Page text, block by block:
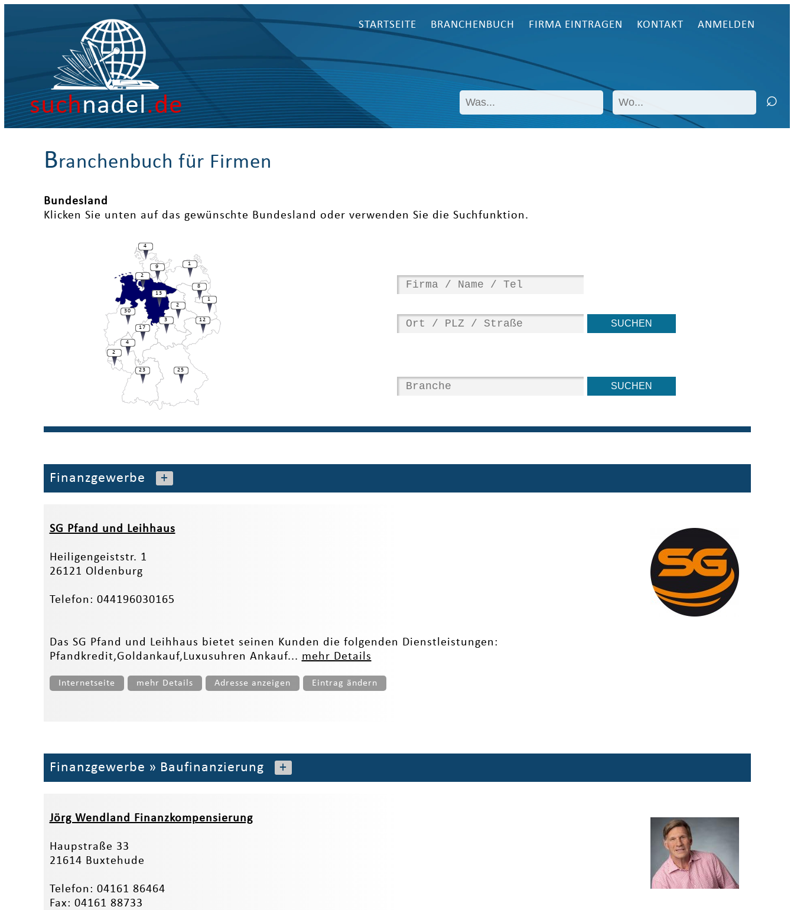
suchnadel.de
STARTSEITE BRANCHENBUCH FIRMA EINTRAGEN KONTAKT ANMELDEN
Branchenbuch für Firmen
Bundesland
Klicken Sie unten auf das gewünschte Bundesland oder verwenden Sie die Suchfunktion.
12
1
30
8
2
1
9
4
2
13
2
17
4
23
3
25
Finanzgewerbe +
SG Pfand und Leihhaus
Heiligengeiststr. 1
26121 Oldenburg
Telefon: 044196030165
Das SG Pfand und Leihhaus bietet seinen Kunden die folgenden Dienstleistungen:
Pfandkredit,Goldankauf,Luxusuhren Ankauf... mehr Details
Internetseite mehr Details Adresse anzeigen Eintrag ändern
Finanzgewerbe » Baufinanzierung +
Jörg Wendland Finanzkompensierung
Haupstraße 33
21614 Buxtehude
Telefon: 04161 86464
Fax: 04161 88733